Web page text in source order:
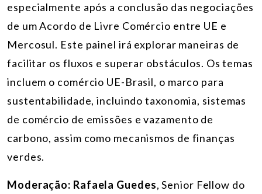
especialmente após a conclusão das negociações
de um Acordo de Livre Comércio entre UE e
Mercosul. Este painel irá explorar maneiras de
facilitar os fluxos e superar obstáculos. Os temas
incluem o comércio UE-Brasil, o marco para
sustentabilidade, incluindo taxonomia, sistemas
de comércio de emissões e vazamento de
carbono, assim como mecanismos de finanças
verdes.
Moderação: Rafaela Guedes, Senior Fellow do